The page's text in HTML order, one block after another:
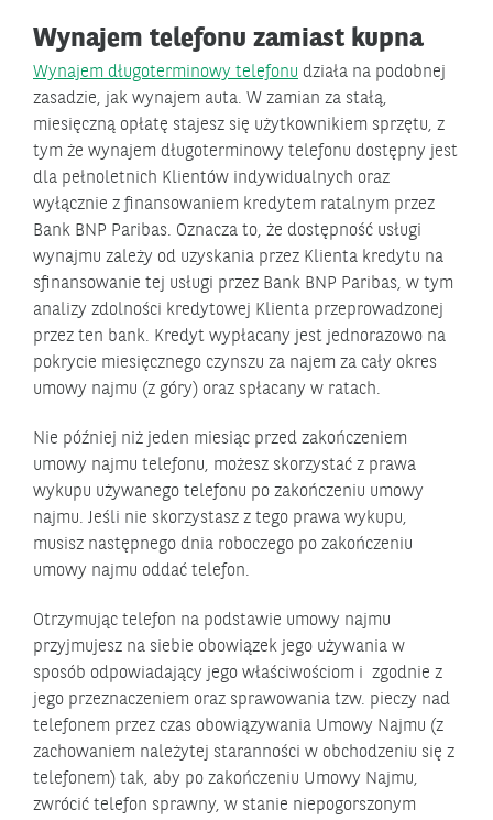
Wynajem telefonu zamiast kupna
Wynajem długoterminowy telefonu działa na podobnej
zasadzie, jak wynajem auta. W zamian za stałą,
miesięczną opłatę stajesz się użytkownikiem sprzętu, z
tym że wynajem długoterminowy telefonu dostępny jest
dla pełnoletnich Klientów indywidualnych oraz
wyłącznie z finansowaniem kredytem ratalnym przez
Bank BNP Paribas. Oznacza to, że dostępność usługi
wynajmu zależy od uzyskania przez Klienta kredytu na
sfinansowanie tej usługi przez Bank BNP Paribas, w tym
analizy zdolności kredytowej Klienta przeprowadzonej
przez ten bank. Kredyt wypłacany jest jednorazowo na
pokrycie miesięcznego czynszu za najem za cały okres
umowy najmu (z góry) oraz spłacany w ratach.
Nie później niż jeden miesiąc przed zakończeniem
umowy najmu telefonu, możesz skorzystać z prawa
wykupu używanego telefonu po zakończeniu umowy
najmu. Jeśli nie skorzystasz z tego prawa wykupu,
musisz następnego dnia roboczego po zakończeniu
umowy najmu oddać telefon.
Otrzymując telefon na podstawie umowy najmu
przyjmujesz na siebie obowiązek jego używania w
sposób odpowiadający jego właściwościom i zgodnie z
jego przeznaczeniem oraz sprawowania tzw. pieczy nad
telefonem przez czas obowiązywania Umowy Najmu (z
zachowaniem należytej staranności w obchodzeniu się z
telefonem) tak, aby po zakończeniu Umowy Najmu,
zwrócić telefon sprawny, w stanie niepogorszonym